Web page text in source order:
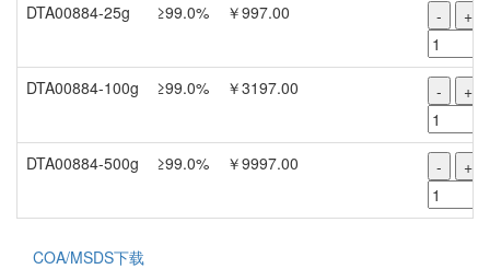
DTA00884-25g ≥99.0% ￥997.00 - +
DTA00884-100g ≥99.0% ￥3197.00 - +
DTA00884-500g ≥99.0% ￥9997.00 - +
COA/MSDS下载